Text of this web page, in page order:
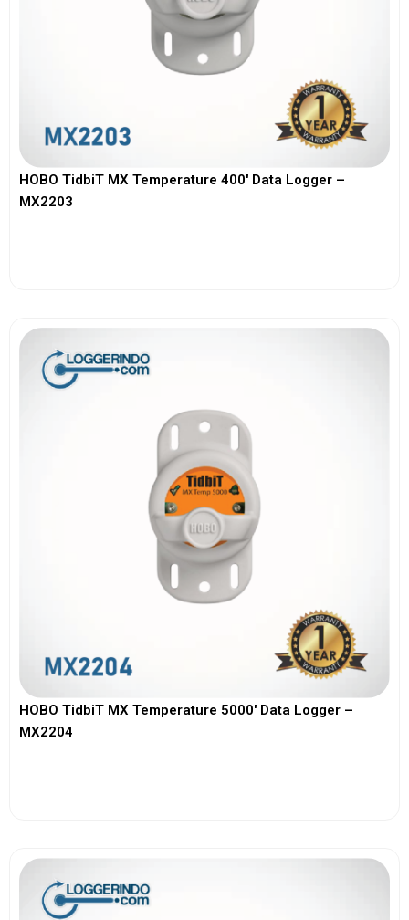
HOBO TidbiT MX Temperature 400′ Data Logger –
MX2203
HOBO TidbiT MX Temperature 5000′ Data Logger –
MX2204